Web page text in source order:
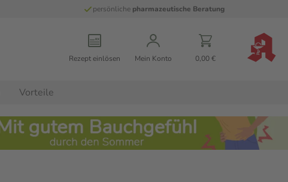
persönliche pharmazeutische Beratung
Rezept einlösen Mein Konto 0,00 €
Vorteile